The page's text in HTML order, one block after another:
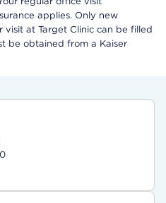
applies. Only new
visit at Target Clinic can be filled
be obtained from a Kaiser